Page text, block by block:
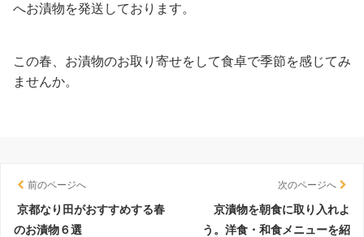
へお漬物を発送しております。
この春、お漬物のお取り寄せをして食卓で季節を感じてみ
ませんか。
前のページへ
京都なり田がおすすめする春
のお漬物６選
次のページへ
京漬物を朝食に取り入れよ
う。洋食・和食メニューを紹